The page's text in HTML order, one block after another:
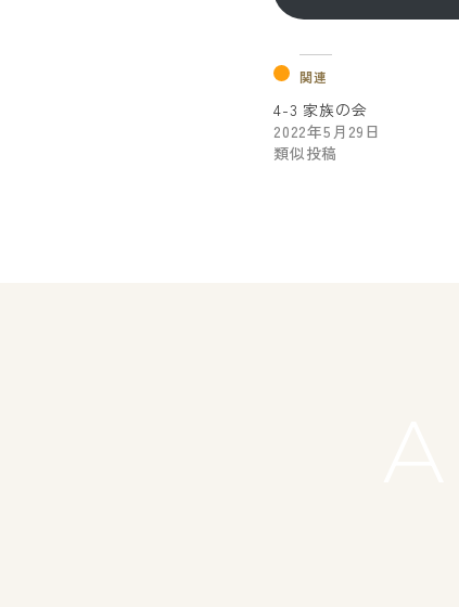
関連
4-3 家族の会
2022年5月29日
類似投稿